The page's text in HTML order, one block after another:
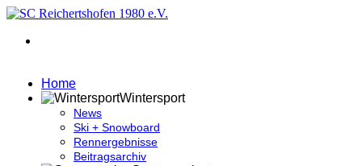
Home
Wintersport
News
Ski + Snowboard
Rennergebnisse
Beitragsarchiv